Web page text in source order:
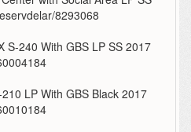
8293068
S-240 With GBS LP SS 2017
LP With GBS Black 2017